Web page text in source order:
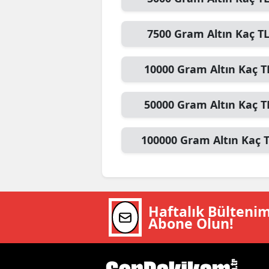
7500 Gram Altın Kaç TL
10000 Gram Altın Kaç
50000 Gram Altın Kaç
100000 Gram Altın Kaç
Haftalık
Abone Olun!